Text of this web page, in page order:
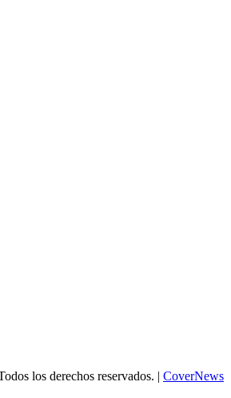
los derechos reservados. | CoverNews